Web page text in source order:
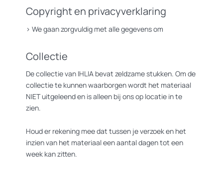
Copyright en privacyverklaring
> We gaan zorgvuldig met alle gegevens om
Collectie
De collectie van IHLIA bevat zeldzame stukken. Om de
collectie te kunnen waarborgen wordt het materiaal
NIET uitgeleend en is alleen bij ons op locatie in te
zien.
Houd er rekening mee dat tussen je verzoek en het
inzien van het materiaal een aantal dagen tot een
week kan zitten.